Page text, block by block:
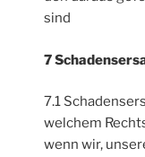
sind
7
7.1
welchem
wenn wir,